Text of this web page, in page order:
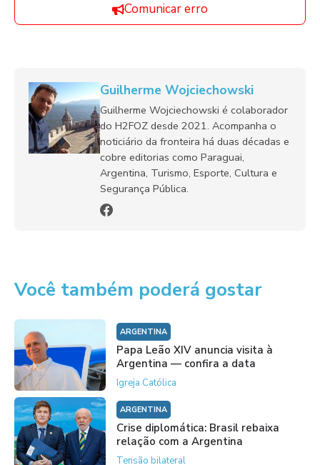
Comunicar erro
Guilherme Wojciechowski
Guilherme Wojciechowski é colaborador
do H2FOZ desde 2021. Acompanha o
noticiário da fronteira há duas décadas e
cobre editorias como Paraguai,
Argentina, Turismo, Esporte, Cultura e
Segurança Pública.
Você também poderá gostar
ARGENTINA
Papa Leão XIV anuncia visita à
Argentina — confira a data
Igreja Católica
ARGENTINA
Crise diplomática: Brasil rebaixa
relação com a Argentina
Tensão bilateral